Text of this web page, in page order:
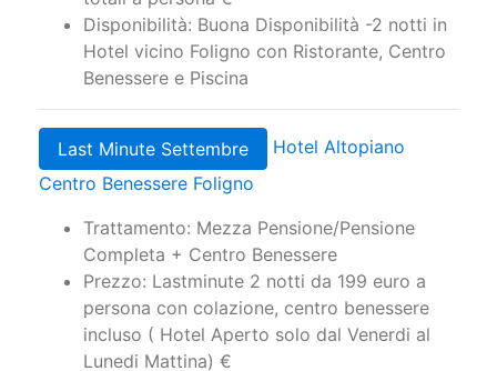
Prezzo: Camera e colazione: solo € 209
totali a persona €
Disponibilità: Buona Disponibilità -2 notti in
Benessere e Piscina
Last Minute Settembre
Centro Benessere Foligno
Trattamento: Mezza Pensione/Pensione
Completa + Centro Benessere
Prezzo: Lastminute 2 notti da 199 euro a
persona con colazione, centro benessere